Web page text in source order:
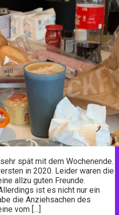
spät mit dem Wochenende.
in 2020. Leider waren die
allzu guten Freunde.
ist es nicht nur ein
die Anziehsachen des
vom […]